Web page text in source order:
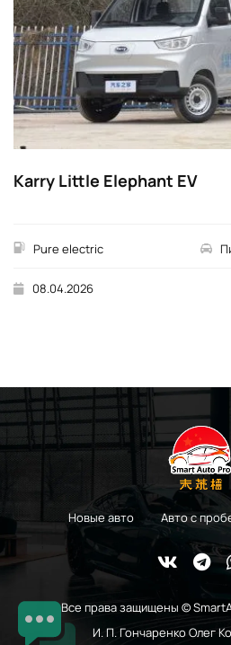
Karry Little Elephant EV
Pure electric
08.04.2026
Новые авто Авто с
Все права защищены ©
И. П. Гончаренко Олег